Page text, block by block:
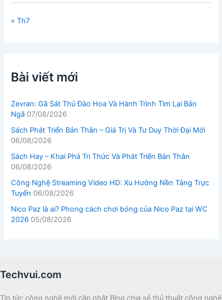
« Th7
Bài viết mới
Zevran: Gã Sát Thủ Đào Hoa Và Hành Trình Tìm Lại Bản
Ngã 07/08/2026
Sách Phát Triển Bản Thân – Giá Trị Và Tư Duy Thời Đại Mới
06/08/2026
Sách Hay – Khai Phá Tri Thức Và Phát Triển Bản Thân
06/08/2026
Công Nghệ Streaming Video HD: Xu Hướng Nền Tảng Trực
Tuyến 06/08/2026
Nico Paz là ai? Phong cách chơi bóng của Nico Paz tại WC
2026 05/08/2026
Techvui.com
Tin tức công nghệ mới cập nhật Blog chia sẻ thủ thuật công nghệ